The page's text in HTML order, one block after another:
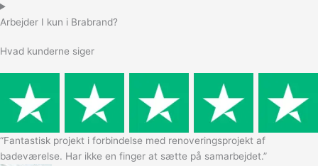
Arbejder I kun i Brabrand?
Hvad kunderne siger
“Fantastisk projekt i forbindelse med renoveringsprojekt af
badeværelse. Har ikke en finger at sætte på samarbejdet.”